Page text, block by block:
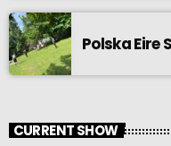
Polska Eire
CURRENT SHOW